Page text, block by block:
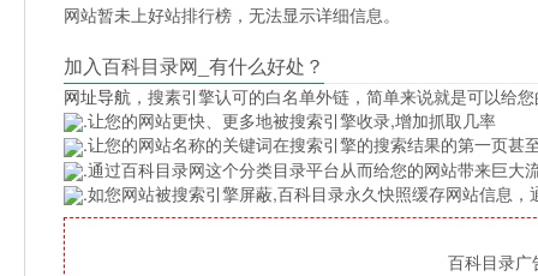
网站暂未上好站排行榜，无法显示详细信息。
加入百科目录网_有什么好处？
网址导航 ，搜素引擎认可的白名单外链，简单来说就是可以给
.让您的网站更快、更多地被搜索引擎收录,增加抓取几率
.让您的网站名称的关键词在搜索引擎的搜索结果的第一页甚
.通过百科目录网这个分类目录平台从而给您的网站带来巨大
.如您网站被搜索引擎屏蔽,百科目录永久快照缓存网站信息
百科目录